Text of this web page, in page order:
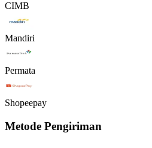
CIMB
Mandiri
Permata
Shopeepay
Metode Pengiriman